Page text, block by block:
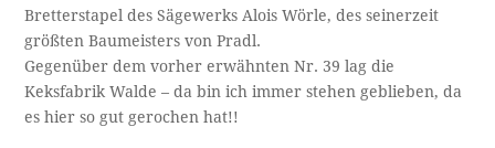
Bretterstapel des Sägewerks Alois Wörle, des seinerzeit
größten Baumeisters von Pradl.
Gegenüber dem vorher erwähnten Nr. 39 lag die
Keksfabrik Walde – da bin ich immer stehen geblieben, da
es hier so gut gerochen hat!!